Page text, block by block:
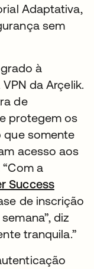
Adaptativa,
sem
à
da Arçelik.
de
protegem os
que somente
acesso aos
a
Success
de inscrição
diz
tranquila.”